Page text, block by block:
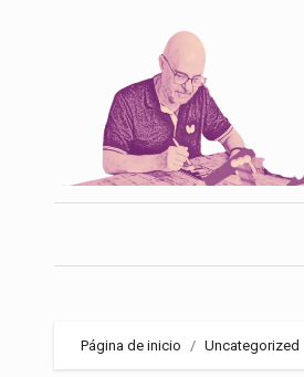
Página de inicio Uncategorized